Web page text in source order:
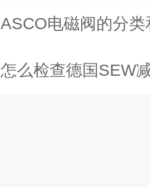
ASCO电磁阀的分
怎么检查德国SEW减速机